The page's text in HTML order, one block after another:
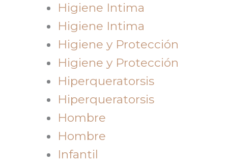
Higiene Intima
Higiene Intima
Higiene y Protección
Higiene y Protección
Hiperqueratorsis
Hiperqueratorsis
Hombre
Hombre
Infantil